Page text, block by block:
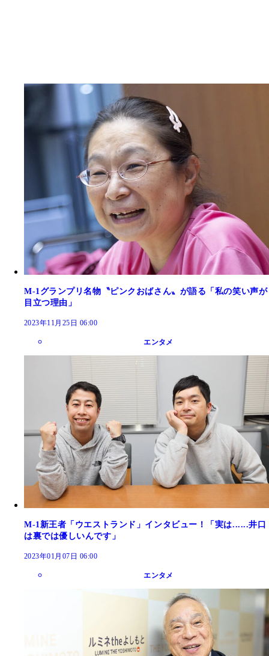
M-1グランプリ名物〝ピンクおばさん〟が語る「私の笑い声が
目立つ理由」
2023年11月25日 06:00
エンタメ
M-1新王者「ウエストランド」インタビュー！「実は......井口
は裏では優しいんです」
2023年01月07日 06:00
エンタメ